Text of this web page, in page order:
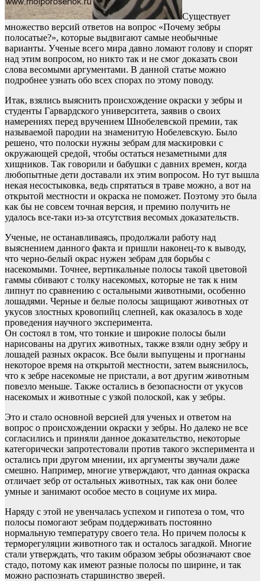
Существует
множество версий ответов на вопрос «Почему зебры
полосатые?», которые выдвигают самые необычные
варианты. Ученые всего мира давно ломают голову и спорят
над этим вопросом, но никто так и не смог доказать свои
слова весомыми аргументами. В данной статье можно
подробнее узнать обо всех спорах по этому поводу.
Итак, взялись выяснить происхождение окраски у зебры и
студенты Гарвардского университета, заявив о своих
намерениях перед вручением Шнобелевской премии, так
называемой пародии на знаменитую Нобелевскую. Было
решено, что полоски нужны зебрам для маскировки с
окружающей средой, чтобы остаться незаметными для
хищников. Так говорили и бабушки с давних времен, когда
любопытные дети доставали их этим вопросом. Но тут вышла
некая несостыковка, ведь спрятаться в траве можно, а вот на
открытой местности и окраска не поможет. Поэтому это была
как бы не совсем точная версия, и премию получить не
удалось все-таки из-за отсутствия весомых доказательств.
Ученые, не останавливаясь, продолжали работу над
выяснением данного факта и пришли наконец-то к выводу,
что черно-белый окрас нужен зебрам для борьбы с
насекомыми. Точнее, вертикальные полосы такой цветовой
гаммы сбивают с толку насекомых, которые не так к ним
липнут по сравнению с остальными животными, особенно
лошадями. Черные и белые полосы защищают животных от
укусов злостных кровопийц слепней, как оказалось в ходе
проведения научного эксперимента.
Он состоял в том, что тонкие и широкие полосы были
нарисованы на других животных, также взяли одну зебру и
лошадей разных окрасок. Все были выпущены и прогнаны
некоторое время на открытой местности, затем выяснилось,
что к зебре насекомые не пристали, а вот другим животным
повезло меньше. Также остались в безопасности от укусов
насекомых и животные с узкой полоской, как у зебры.
Это и стало основной версией для ученых и ответом на
вопрос о происхождении окраски у зебры. Но далеко не все
согласились и приняли данное доказательство, некоторые
категорически запротестовали против такого эксперимента и
остались при другом мнении, их аргументы звучали даже
смешно. Например, многие утверждают, что данная окраска
отличает зебр от остальных животных, так как они более
умные и занимают особое место в социуме их мира.
Наряду с этой не увенчалась успехом и гипотеза о том, что
полосы помогают зебрам поддерживать постоянно
нормальную температуру своего тела. Но причем полосы к
терморегуляции животного так и осталось загадкой. Многие
стали утверждать, что таким образом зебры обозначают свое
стадо, потому как имеют разные полосы по ширине, и так
можно распознать старшинство зверей.